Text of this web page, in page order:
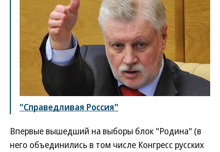
"Справедливая Россия"
Впервые вышедший на выборы блок "Родина" (в
него объединились в том числе Конгресс русских